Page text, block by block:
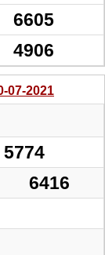
6605
4906
07-2021
5774
6416